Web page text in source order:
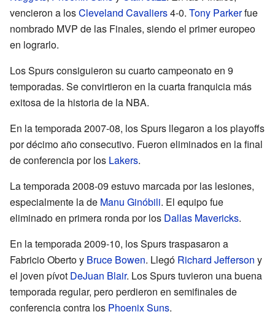
vencieron a losCleveland Cavaliers4-0. Tony Parkerfue
nombrado MVP de las Finales, siendo el primer europeo
en lograrlo.
Los Spurs consiguieron su cuarto campeonato en 9
temporadas. Se convirtieron en la cuarta franquicia más
exitosa de la historia de la NBA.
En la temporada 2007-08, los Spurs llegaron a los playoffs
por décimo año consecutivo. Fueron eliminados en la final
de conferencia por los Lakers.
La temporada 2008-09 estuvo marcada por las lesiones,
especialmente la de Manu Ginóbili. El equipo fue
eliminado en primera ronda por los Dallas Mavericks.
En la temporada 2009-10, los Spurs traspasaron a
Fabricio Oberto y Bruce Bowen. Llegó Richard Jefferson y
el joven pívot DeJuan Blair. Los Spurs tuvieron una buena
temporada regular, pero perdieron en semifinales de
conferencia contra los Phoenix Suns.